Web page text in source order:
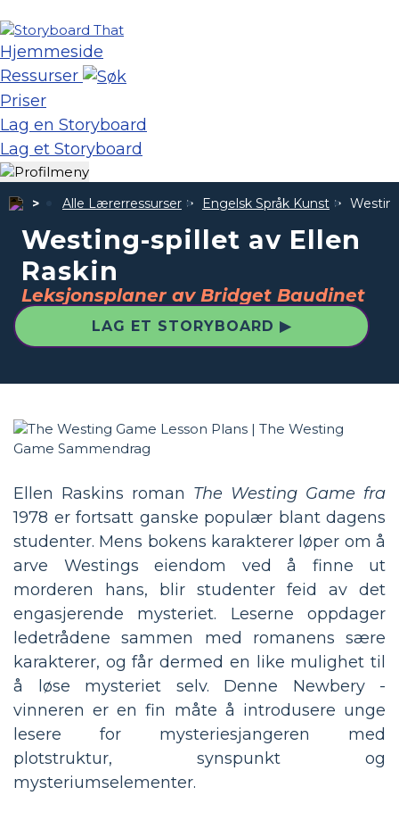
Hjemmeside
Ressurser
Priser
Lag en Storyboard
Lag et Storyboard
Alle Lærerressurser Engelsk Språk Kunst
Westing-spillet av Ellen
Raskin
Leksjonsplaner av Bridget Baudinet
LAG ET STORYBOARD ▶
Ellen Raskins roman The Westing Game fra
1978 er fortsatt ganske populær blant dagens
studenter. Mens bokens karakterer løper om å
arve Westings eiendom ved å finne ut
morderen hans, blir studenter feid av det
engasjerende mysteriet. Leserne oppdager
ledetrådene sammen med romanens sære
karakterer, og får dermed en like mulighet til
å løse mysteriet selv. Denne Newbery -
vinneren er en fin måte å introdusere unge
lesere for mysteriesjangeren med
plotstruktur, synspunkt og
mysteriumselementer.